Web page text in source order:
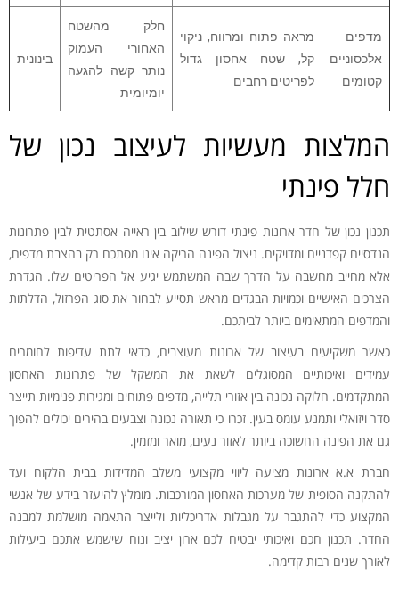
מדפים
אלכסוניים
קטומים
מראה פתוח ומרווח, ניקוי
קל, שטח אחסון גדול
לפריטים רחבים
חלק מהשטח
האחורי העמוק
נותר קשה להגעה
יומיומית
בינונית
המלצות מעשיות לעיצוב נכון של
חלל פינתי
תכנון נכון של חדר ארונות פינתי דורש שילוב בין ראייה אסתטית לבין פתרונות
הנדסיים קפדניים ומדויקים. ניצול הפינה הריקה אינו מסתכם רק בהצבת מדפים,
אלא מחייב מחשבה על הדרך שבה המשתמש יגיע אל הפריטים שלו. הגדרת
הצרכים האישיים וכמויות הבגדים מראש תסייע לבחור את סוג הפרזול, הדלתות
והמדפים המתאימים ביותר לביתכם.
כאשר משקיעים בעיצוב של ארונות מעוצבים, כדאי לתת עדיפות לחומרים
עמידים ואיכותיים המסוגלים לשאת את המשקל של פתרונות האחסון
המתקדמים. חלוקה נכונה בין אזורי תלייה, מדפים פתוחים ומגירות פנימיות תייצר
סדר ויזואלי ותמנע עומס בעין. זכרו כי תאורה נכונה וצבעים בהירים יכולים להפוך
גם את הפינה החשוכה ביותר לאזור נעים, מואר ומזמין.
חברת א.א ארונות מציעה ליווי מקצועי משלב המדידות בבית הלקוח ועד
להתקנה הסופית של מערכות האחסון המורכבות. מומלץ להיעזר בידע של אנשי
המקצוע כדי להתגבר על מגבלות אדריכליות ולייצר התאמה מושלמת למבנה
החדר. תכנון חכם ואיכותי יבטיח לכם ארון יציב ונוח שישמש אתכם ביעילות
לאורך שנים רבות קדימה.